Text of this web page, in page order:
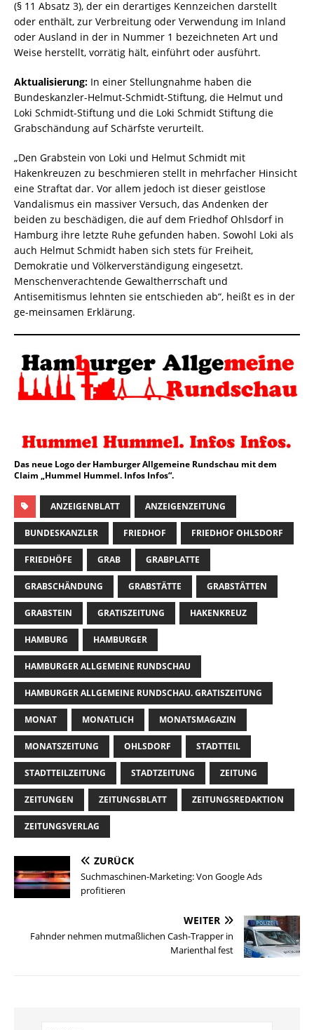
(§ 11 Absatz 3), der ein derartiges Kennzeichen darstellt
oder enthält, zur Verbreitung oder Verwendung im Inland
oder Ausland in der in Nummer 1 bezeichneten Art und
Weise herstellt, vorrätig hält, einführt oder ausführt.
Aktualisierung: In einer Stellungnahme haben die
Bundeskanzler-Helmut-Schmidt-Stiftung, die Helmut und
Loki Schmidt-Stiftung und die Loki Schmidt Stiftung die
Grabschändung auf Schärfste verurteilt.
„Den Grabstein von Loki und Helmut Schmidt mit
Hakenkreuzen zu beschmieren stellt in mehrfacher Hinsicht
eine Straftat dar. Vor allem jedoch ist dieser geistlose
Vandalismus ein massiver Versuch, das Andenken der
beiden zu beschädigen, die auf dem Friedhof Ohlsdorf in
Hamburg ihre letzte Ruhe gefunden haben. Sowohl Loki als
auch Helmut Schmidt haben sich stets für Freiheit,
Demokratie und Völkerverständigung eingesetzt.
Menschenverachtende Gewaltherrschaft und
Antisemitismus lehnten sie entschieden ab“, heißt es in der
ge-meinsamen Erklärung.
Das neue Logo der Hamburger Allgemeine Rundschau mit dem
Claim „Hummel Hummel. Infos Infos“.
ANZEIGENBLATT ANZEIGENZEITUNG
BUNDESKANZLER FRIEDHOF FRIEDHOF OHLSDORF
FRIEDHÖFE GRAB GRABPLATTE
GRABSCHÄNDUNG GRABSTÄTTE GRABSTÄTTEN
GRABSTEIN GRATISZEITUNG HAKENKREUZ
HAMBURG HAMBURGER
HAMBURGER ALLGEMEINE RUNDSCHAU
HAMBURGER ALLGEMEINE RUNDSCHAU. GRATISZEITUNG
MONAT MONATLICH MONATSMAGAZIN
MONATSZEITUNG OHLSDORF STADTTEIL
STADTTEILZEITUNG STADTZEITUNG ZEITUNG
ZEITUNGEN ZEITUNGSBLATT ZEITUNGSREDAKTION
ZEITUNGSVERLAG
ZURÜCK
Suchmaschinen-Marketing: Von Google Ads
profitieren
WEITER
Fahnder nehmen mutmaßlichen Cash-Trapper in
Marienthal fest